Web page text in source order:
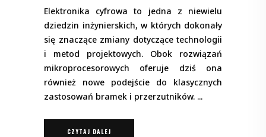
Elektronika cyfrowa to jedna z niewielu
dziedzin inżynierskich, w których dokonały
się znaczące zmiany dotyczące technologii
i metod projektowych. Obok rozwiązań
mikroprocesorowych oferuje dziś ona
również nowe podejście do klasycznych
zastosowań bramek i przerzutników.
CZYTAJ DALEJ